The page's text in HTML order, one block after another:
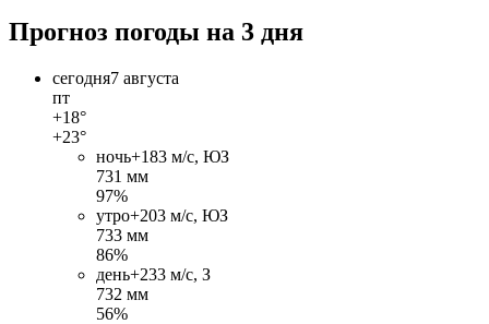
Прогноз погоды на 3 дня
сегодня7 августа
пт
+18°
+23°
ночь+183 м/c, ЮЗ
731 мм
97%
утро+203 м/c, ЮЗ
733 мм
86%
день+233 м/c, З
732 мм
56%